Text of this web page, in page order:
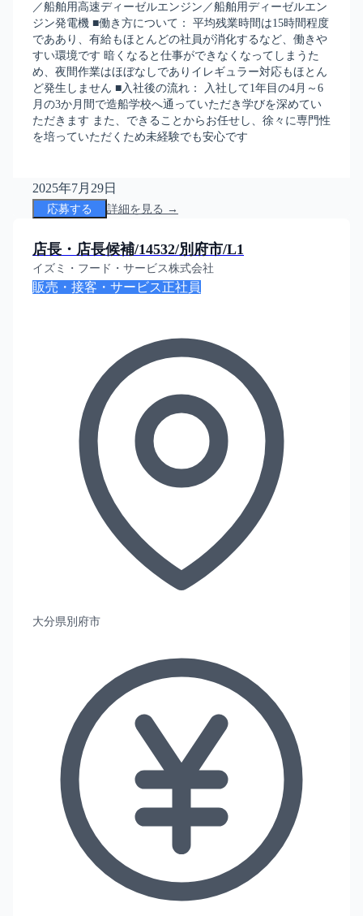
／船舶用高速ディーゼルエンジン／船舶用ディーゼルエン
ジン発電機 ■働き方について： 平均残業時間は15時間程度
でああり、有給もほとんどの社員が消化するなど、働きや
すい環境です 暗くなると仕事ができなくなってしまうた
め、夜間作業はほぼなしでありイレギュラー対応もほとん
ど発生しません ■入社後の流れ： 入社して1年目の4月～6
月の3か月間で造船学校へ通っていただき学びを深めてい
ただきます また、できることからお任せし、徐々に専門性
を培っていただくため未経験でも安心です
2025年7月29日
応募する 詳細を見る →
店長・店長候補/14532/別府市/L1
イズミ・フード・サービス株式会社
販売・接客・サービス 正社員
大分県別府市